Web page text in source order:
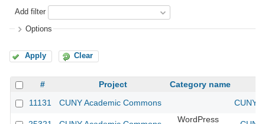
Add filter
Options
Apply Clear
# Project
Category name
11131
CUNY Academic Commons CUNY
WordPress